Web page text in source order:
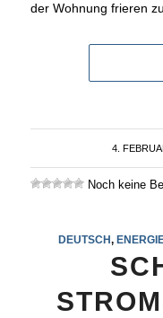
der Wohnung frieren
4. /
Noch keine
DEUTSCH,